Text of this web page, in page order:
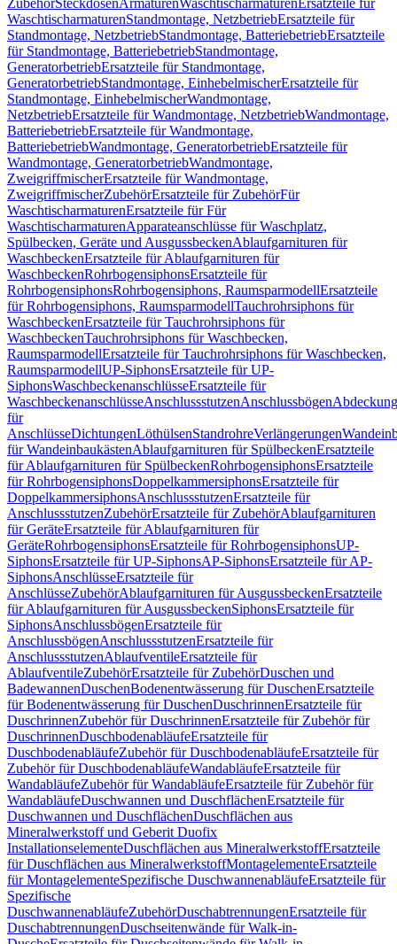
ZubehörSteckdosenArmaturenWaschtischarmaturen Ersatzteile für
WaschtischarmaturenStandmontage, NetzbetriebErsatzteile für
Standmontage, NetzbetriebStandmontage, BatteriebetriebErsatzteile
für Standmontage, BatteriebetriebStandmontage,
GeneratorbetriebErsatzteile für Standmontage,
GeneratorbetriebStandmontage, EinhebelmischerErsatzteile für
Standmontage, EinhebelmischerWandmontage,
NetzbetriebErsatzteile für Wandmontage, NetzbetriebWandmontage,
BatteriebetriebErsatzteile für Wandmontage,
BatteriebetriebWandmontage, GeneratorbetriebErsatzteile für
Wandmontage, GeneratorbetriebWandmontage,
ZweigriffmischerErsatzteile für Wandmontage,
ZweigriffmischerZubehörErsatzteile für ZubehörFür
WaschtischarmaturenErsatzteile für Für
WaschtischarmaturenApparateanschlüsse für Waschplatz,
Spülbecken, Geräte und AusgussbeckenAblaufgarnituren für
WaschbeckenErsatzteile für Ablaufgarnituren für
WaschbeckenRohrbogensiphonsErsatzteile für
RohrbogensiphonsRohrbogensiphons, RaumsparmodellErsatzteile
für Rohrbogensiphons, RaumsparmodellTauchrohrsiphons für
WaschbeckenErsatzteile für Tauchrohrsiphons für
WaschbeckenTauchrohrsiphons für Waschbecken,
RaumsparmodellErsatzteile für Tauchrohrsiphons für Waschbecken,
RaumsparmodellUP-SiphonsErsatzteile für UP-
SiphonsWaschbeckenanschlüsseErsatzteile für
WaschbeckenanschlüsseAnschlussstutzenAnschlussbögen
für
AnschlüsseDichtungenLöthülsenStandrohreVerlängerungen
für WandeinbaukästenAblaufgarnituren für SpülbeckenErsatzteile
für Ablaufgarnituren für SpülbeckenRohrbogensiphonsErsatzteile
für RohrbogensiphonsDoppelkammersiphonsErsatzteile für
DoppelkammersiphonsAnschlussstutzenErsatzteile für
AnschlussstutzenZubehörErsatzteile für ZubehörAblaufgarnituren
für GeräteErsatzteile für Ablaufgarnituren für
GeräteRohrbogensiphonsErsatzteile für RohrbogensiphonsUP-
SiphonsErsatzteile für UP-SiphonsAP-SiphonsErsatzteile für AP-
SiphonsAnschlüsseErsatzteile für
AnschlüsseZubehörAblaufgarnituren für AusgussbeckenErsatzteile
für Ablaufgarnituren für AusgussbeckenSiphonsErsatzteile für
SiphonsAnschlussbögenErsatzteile für
AnschlussbögenAnschlussstutzenErsatzteile für
AnschlussstutzenAblaufventileErsatzteile für
AblaufventileZubehörErsatzteile für ZubehörDuschen und
BadewannenDuschenBodenentwässerung für DuschenErsatzteile
für Bodenentwässerung für DuschenDuschrinnenErsatzteile für
DuschrinnenZubehör für DuschrinnenErsatzteile für Zubehör für
DuschrinnenDuschbodenabläufeErsatzteile für
DuschbodenabläufeZubehör für DuschbodenabläufeErsatzteile für
Zubehör für DuschbodenabläufeWandabläufeErsatzteile für
WandabläufeZubehör für WandabläufeErsatzteile für Zubehör für
WandabläufeDuschwannen und DuschflächenErsatzteile für
Duschwannen und DuschflächenDuschflächen aus
Mineralwerkstoff und Geberit Duofix
InstallationselementeDuschflächen aus MineralwerkstoffErsatzteile
für Duschflächen aus MineralwerkstoffMontagelementeErsatzteile
für MontagelementeSpezifische DuschwannenabläufeErsatzteile für
Spezifische
DuschwannenabläufeZubehörDuschabtrennungenErsatzteile für
DuschabtrennungenDuschseitenwände für Walk-in-